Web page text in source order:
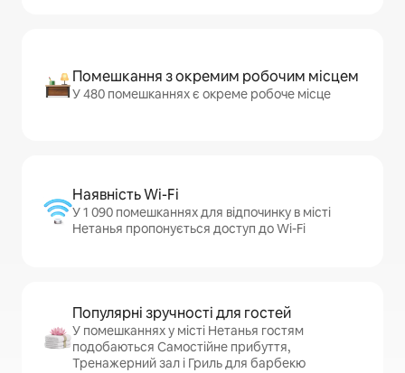
Помешкання з окремим робочим місцем
У 480 помешканнях є окреме робоче місце
Наявність Wi-Fi
У 1 090 помешканнях для відпочинку в місті
Нетанья пропонується доступ до Wi-Fi
Популярні зручності для гостей
У помешканнях у місті Нетанья гостям
подобаються Самостійне прибуття,
Тренажерний зал і Гриль для барбекю